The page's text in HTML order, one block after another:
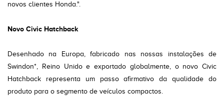
novos clientes Honda.".
Novo Civic Hatchback
Desenhado na Europa, fabricado nas nossas instalações de
Swindon*, Reino Unido e exportado globalmente, o novo Civic
Hatchback representa um passo afirmativo da qualidade do
produto para o segmento de veículos compactos.